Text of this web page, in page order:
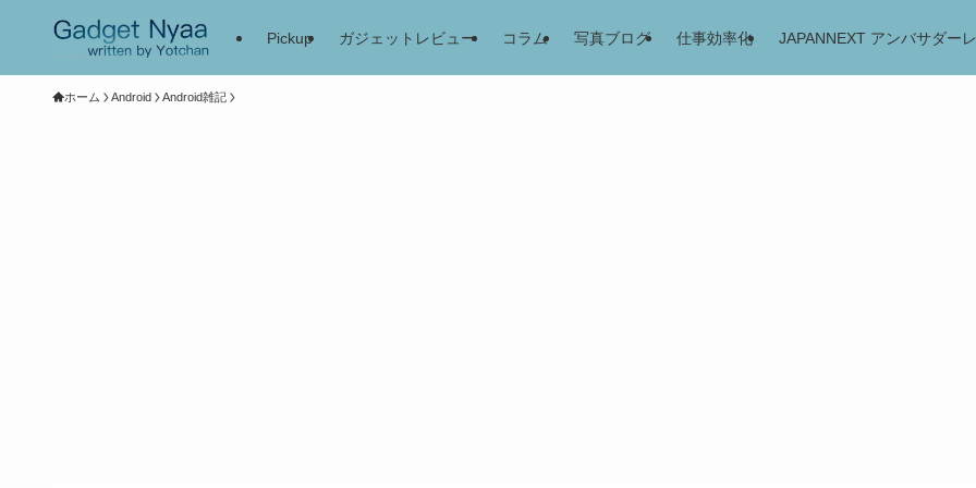
Pickup ガジェットレビュー コラム 写真ブログ 仕事効率化 JAPANNEXT アンバサダー
ホーム Android Android雑記